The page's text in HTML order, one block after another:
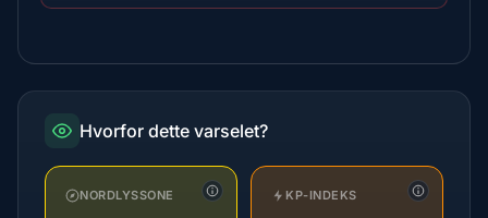
Hvorfor dette varselet?
NORDLYSSONE KP-INDEKS